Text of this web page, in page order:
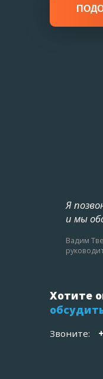
Я
и мы
Вадим
Хотите
Звоните: